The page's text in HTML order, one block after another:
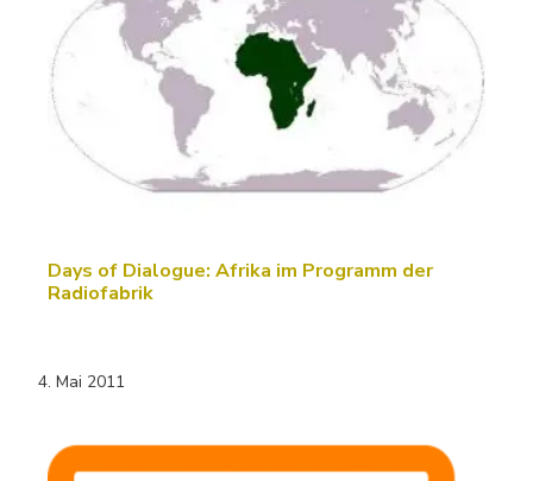
Days of Dialogue: Afrika im Programm der
Radiofabrik
4. Mai 2011